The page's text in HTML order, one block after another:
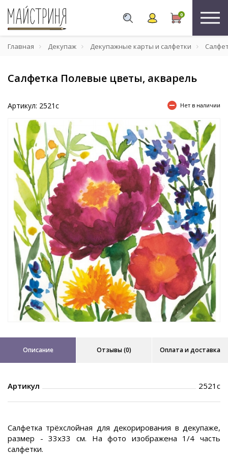
0
Главная Декупаж Декупажные карты и салфетки
Салфетка Полевые цветы, акварель
Артикул: 2521с Нет в наличии
Описание Отзывы (0) Оплата и доставка
Артикул 2521с
Салфетка трёхслойная для декорирования в декупаже,
размер - 33х33 см. На фото изображена 1/4 часть
салфетки.